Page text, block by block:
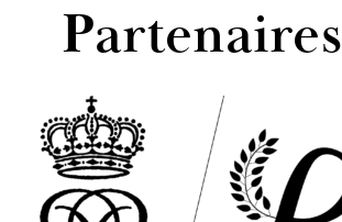
Partenaires